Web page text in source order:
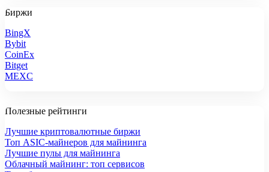
Биржи
BingX
Bybit
CoinEx
Bitget
MEXC
Полезные рейтинги
Лучшие криптовалютные биржи
Топ ASIC-майнеров для майнинга
Лучшие пулы для майнинга
Облачный майнинг: топ сервисов